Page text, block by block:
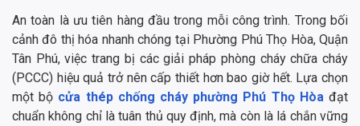
An toàn là ưu tiên hàng đầu trong mỗi công trình. Trong bối
cảnh đô thị hóa nhanh chóng tại Phường Phú Thọ Hòa, Quận
Tân Phú, việc trang bị các giải pháp phòng cháy chữa cháy
(PCCC) hiệu quả trở nên cấp thiết hơn bao giờ hết. Lựa chọn
một bộ cửa thép chống cháy phường Phú Thọ Hòađạt
chuẩn không chỉ là tuân thủ quy định, mà còn là lá chắn vững